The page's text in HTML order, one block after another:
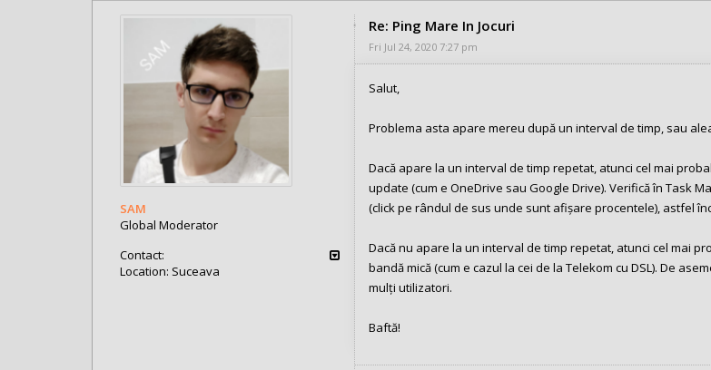
SAM
Global Moderator
Contact:
Location: Suceava
Re: Ping Mare In Jocuri
Fri Jul 24, 2020 7:27 pm
Salut,
Problema asta apare mereu după un interval de timp, sau
Dacă apare la un interval de timp repetat, atunci cel mai
update (cum e OneDrive sau Google Drive). Verifică în Task
(click pe rândul de sus unde sunt afișare procentele), astfel
Dacă nu apare la un interval de timp repetat, atunci cel mai
bandă mică (cum e cazul la cei de la Telekom cu DSL). De
mulți utilizatori.
Baftă!